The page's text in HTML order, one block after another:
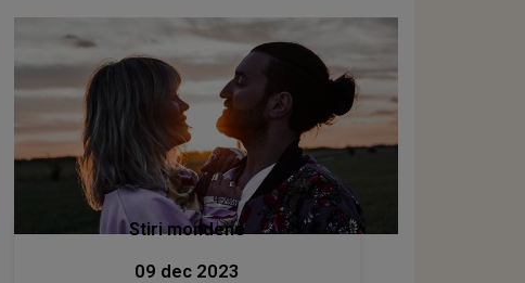
Stiri mondene
09 dec 2023